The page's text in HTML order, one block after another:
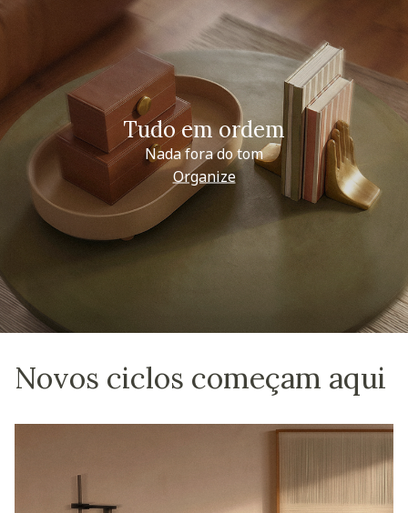
Tudo em ordem
Nada fora do tom
Organize
Novos ciclos começam aqui